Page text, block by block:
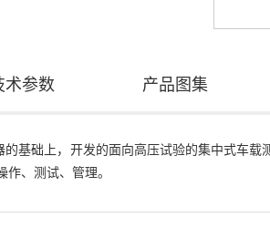
术参数 产品图集
础上，开发的面向高压试验的集中式车载
、测试、管理。